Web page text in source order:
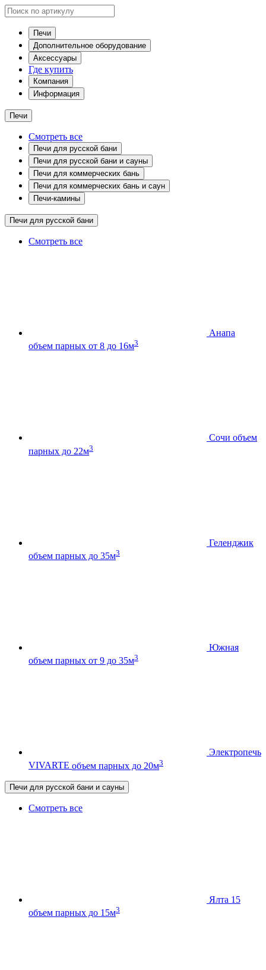
Печи
Дополнительное оборудование
Аксессуары
Где купить
Компания
Информация
Печи
Смотреть все
Печи для русской бани
Печи для русской бани и сауны
Печи для коммерческих бань
Печи для коммерческих бань и саун
Печи-камины
Печи для русской бани
Смотреть все
Анапа
объем парных от 8 до 16м3
Сочи объем
парных до 22м3
Геленджик
объем парных до 35м3
Южная
объем парных от 9 до 35м3
Электропечь
VIVARTE объем парных до 20м3
Печи для русской бани и сауны
Смотреть все
Ялта 15
объем парных до 15м3